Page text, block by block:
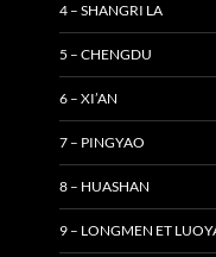
4 – SHANGRI LA
5 – CHENGDU
6 – XI’AN
7 – PINGYAO
8 – HUASHAN
9 – LONGMEN ET